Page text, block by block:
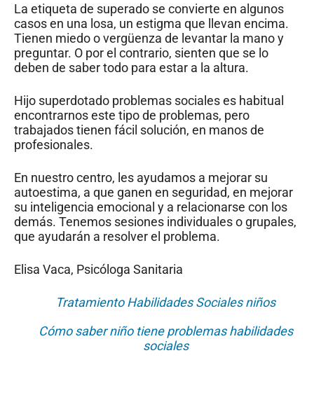
La etiqueta de superado se convierte en algunos
casos en una losa, un estigma que llevan encima.
Tienen miedo o vergüenza de levantar la mano y
preguntar. O por el contrario, sienten que se lo
deben de saber todo para estar a la altura.
Hijo superdotado problemas sociales es habitual
encontrarnos este tipo de problemas, pero
trabajados tienen fácil solución, en manos de
profesionales.
En nuestro centro, les ayudamos a mejorar su
autoestima, a que ganen en seguridad, en mejorar
su inteligencia emocional y a relacionarse con los
demás. Tenemos sesiones individuales o grupales,
que ayudarán a resolver el problema.
Elisa Vaca, Psicóloga Sanitaria
Tratamiento Habilidades Sociales niños
Cómo saber niño tiene problemas habilidades
sociales